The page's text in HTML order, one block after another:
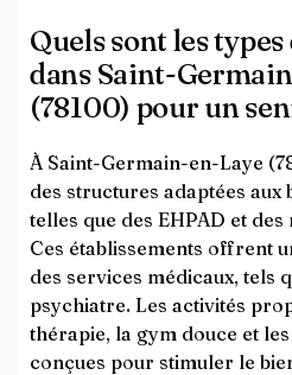
Quels sont les
dans Saint-
(78100) pour un
À Saint-Germain-en-Laye
des structures adaptées aux
telles que des EHPAD et
Ces établissements offrent
des services médicaux, tels
psychiatre. Les activités
thérapie, la gym douce et
conçues pour stimuler le